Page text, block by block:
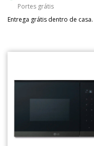
Portes grátis
Entrega grátis dentro de casa.